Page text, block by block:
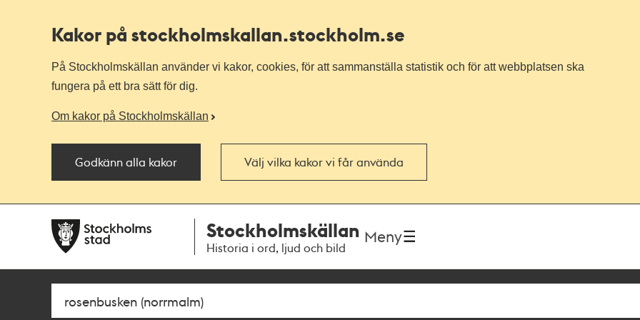
Kakor på stockholmskallan.stockholm.se
På Stockholmskällan använder vi kakor, cookies, för att sammanställa statistik och för att webbplatsen ska
fungera på ett bra sätt för dig.
Om kakor på Stockholmskällan
Godkänn alla kakor Välj vilka kakor vi får använda
navigationen
huvudinnehållet
Stockholmskällan
Historia i ord, ljud och bild
Meny
Sök